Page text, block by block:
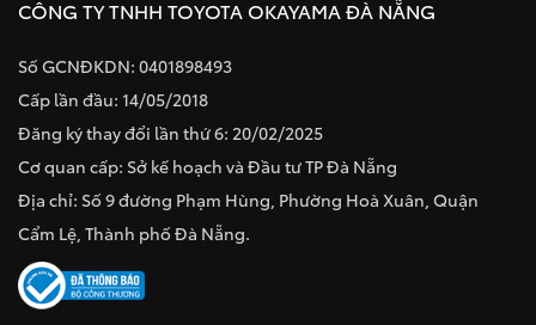
CÔNG TY TNHH TOYOTA OKAYAMA ĐÀ NẴNG
Số GCNĐKDN: 0401898493
Cấp lần đầu: 14/05/2018
Đăng ký thay đổi lần thứ 6: 20/02/2025
Cơ quan cấp: Sở kế hoạch và Đầu tư TP Đà Nẵng
Địa chỉ: Số 9 đường Phạm Hùng, Phường Hoà Xuân, Quận
Cẩm Lệ, Thành phố Đà Nẵng.